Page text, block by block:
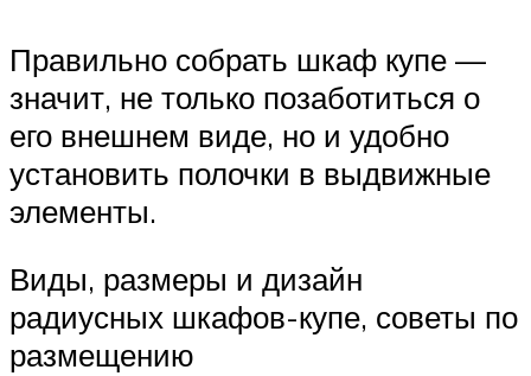
Правильно собрать шкаф купе —
значит, не только позаботиться о
его внешнем виде, но и удобно
установить полочки в выдвижные
элементы.
Виды, размеры и дизайн
радиусных шкафов-купе, советы по
размещению